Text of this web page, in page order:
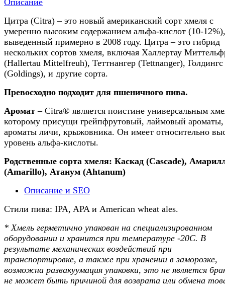
Цитра (Citra) – это новый американский сорт хмеля с
умеренно высоким содержанием альфа-кислот (10-12%),
выведенный примерно в 2008 году. Цитра – это гибрид
нескольких сортов хмеля, включая Халлертау
(Hallertau Mittelfreuh), Теттнангер (Tettnanger), Голдингс
(Goldings), и другие сорта.
Превосходно подходит для пшеничного пива.
Аромат– Citra® является поистине универсальным
которому присущи грейпфрутовый, лаймовый ароматы,
ароматы личи, крыжовника. Он имеет относительно
уровень альфа-кислоты.
Родственные сорта хмеля: Каскад (Cascade),
(Amarillo), Атанум (Ahtanum)
Описание и SEO
Стили пива: IPA, APA и American wheat ales.
* Хмель герметично упакован на специализированном
оборудовании и хранится при температуре -20С. В
результате механических воздействий при
транспортировке, а также при хранении в заморозке,
возможна развакуумация упаковки, это не является
не может быть причиной для возврата или обмена